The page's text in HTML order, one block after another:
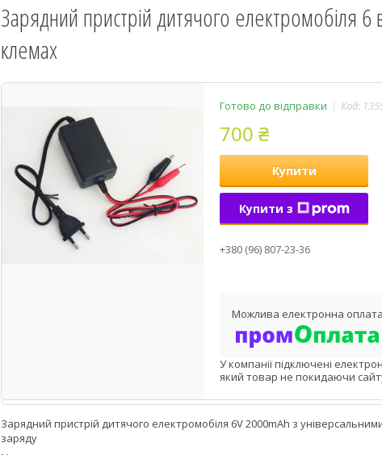
Зарядний пристрій дитячого електромобіля 6
клемах
Готово до відправки Код:
700 ₴
Купити
Купити з
+380 (96) 807-23-36
У компанії підключені
який товар не покидаючи
Зарядний пристрій дитячого електромобіля 6V 2000mAh з
заряду